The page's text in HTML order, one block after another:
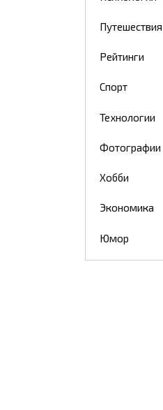
Путешествия
Рейтинги
Спорт
Технологии
Фотографии
Хобби
Экономика
Юмор